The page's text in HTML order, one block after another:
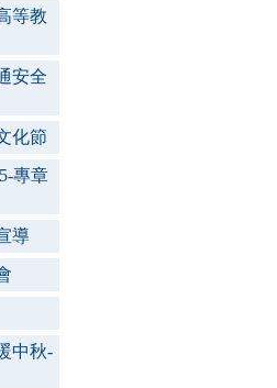
等教
安全
化節
專章
導
中秋-